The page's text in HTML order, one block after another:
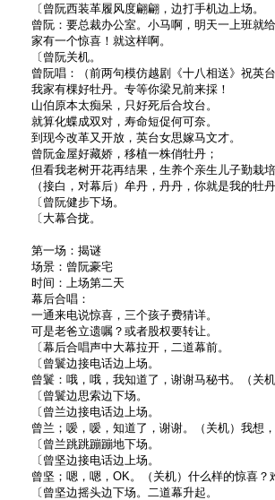
〔曾阮西装革履风度翩翩，边打手机边上场。
曾阮：要总裁办公室。小马啊，明天一上班
家有一个惊喜！就这样啊。
〔曾阮关机。
曾阮唱：（前两句模仿越剧《十八相送》祝英
我家有棵好牡丹。专等你梁兄前来採！
山伯原本太痴呆，只好死后合坟台。
就算化蝶成双对，寿命短促何可奈。
到现今改革又开放，英台女思嫁马文才。
曾阮金屋好藏娇，移植一株俏牡丹；
但看我老树开花再结果，生养个亲生儿子勤栽
（接白，对幕后）牟丹，丹丹，你就是我的
〔曾阮健步下场。
〔大幕合拢。
第一场：揭谜
场景：曾阮豪宅
时间：上场第二天
幕后合唱：
一通来电说惊喜，三个孩子费猜详。
可是老爸立遗嘱？或者股权要转让。
〔幕后合唱声中大幕拉开，二道幕前。
〔曾鬟边接电话边上场。
曾鬟：哦，哦，我知道了，谢谢马秘书。（关
〔曾鬟边思索边下场。
〔曾兰边接电话边上场。
曾兰；嗳，嗳，知道了，谢谢。（关机）我想
〔曾兰跳跳蹦蹦地下场。
〔曾坚边接电话边上场。
曾坚；嗯，嗯，OK。（关机）什么样的惊喜
〔曾坚边摇头边下场。二道幕升起。